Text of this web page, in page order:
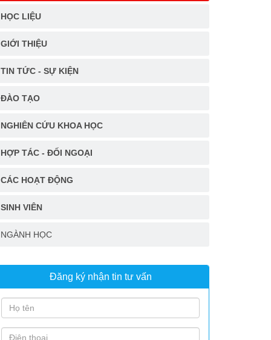
HỌC LIỆU
GIỚI THIỆU
TIN TỨC - SỰ KIỆN
ĐÀO TẠO
NGHIÊN CỨU KHOA HỌC
HỢP TÁC - ĐỐI NGOẠI
CÁC HOẠT ĐỘNG
SINH VIÊN
NGÀNH HỌC
Đăng ký nhận tin tư vấn